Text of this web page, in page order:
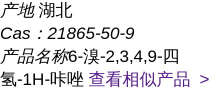
产地 湖北
Cas： 21865-50-9
产品名称6-溴-2,3,4,9-四
氢-1H-咔唑 查看相似产品 >